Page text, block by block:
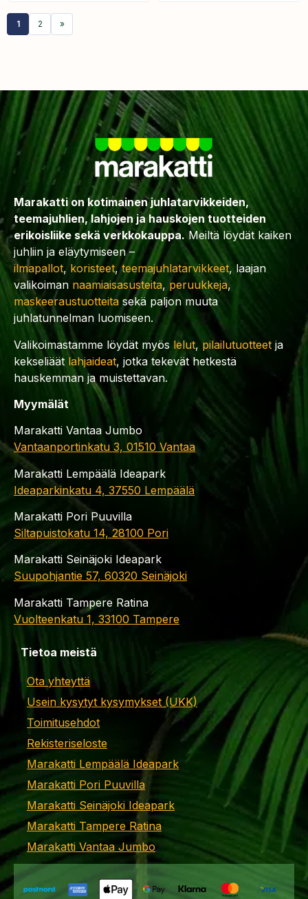
1 2 »
Marakatti on kotimainen juhlatarvikkeiden,
teemajuhlien, lahjojen ja hauskojen tuotteiden
erikoisliike sekä verkkokauppa. Meiltä löydät kaiken
juhliin ja eläytymiseen –
ilmapallot, koristeet,teemajuhlatarvikkeet, laajan
valikoiman naamiaisasusteita, peruukkeja,
maskeeraustuotteita sekä paljon muuta
juhlatunnelman luomiseen.
Valikoimastamme löydät myös lelut,pilailutuotteet ja
kekseliäät lahjaideat, jotka tekevät hetkestä
hauskemman ja muistettavan.
Myymälät
Marakatti Vantaa Jumbo
Vantaanportinkatu 3, 01510 Vantaa
Marakatti Lempäälä Ideapark
Ideaparkinkatu 4, 37550 Lempäälä
Marakatti Pori Puuvilla
Siltapuistokatu 14, 28100 Pori
Marakatti Seinäjoki Ideapark
Suupohjantie 57, 60320 Seinäjoki
Marakatti Tampere Ratina
Vuolteenkatu 1, 33100 Tampere
Tietoa meistä
Ota yhteyttä
Usein kysytyt kysymykset (UKK)
Toimitusehdot
Rekisteriseloste
Marakatti Lempäälä Ideapark
Marakatti Pori Puuvilla
Marakatti Seinäjoki Ideapark
Marakatti Tampere Ratina
Marakatti Vantaa Jumbo